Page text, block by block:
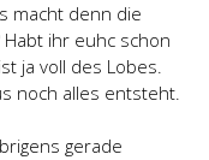
macht denn die
ihr euhc schon
ja voll des Lobes.
noch alles entsteht.
gerade